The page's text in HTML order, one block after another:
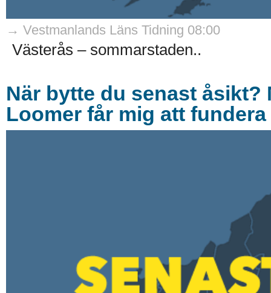
→ Vestmanlands Läns Tidning 08:00
Västerås – sommarstaden..
När bytte du senast åsikt?
Loomer får mig att fundera